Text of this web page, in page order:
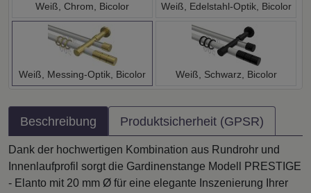
Weiß, Chrom, Bicolor Weiß, Edelstahl-Optik, Bicolor
Weiß, Messing-Optik, Bicolor Weiß, Schwarz, Bicolor
Beschreibung Produktsicherheit (GPSR)
Dank der hochwertigen Kombination aus Rundrohr und
Innenlaufprofil sorgt die Gardinenstange Modell PRESTIGE
- Elanto mit 20 mm Ø für eine elegante Inszenierung Ihrer